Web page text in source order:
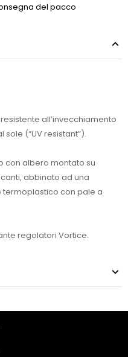
del pacco
all’invecchiamento
(“UV resistant”).
con albero montato su
abbinato ad una
con pale a
regolatori Vortice.